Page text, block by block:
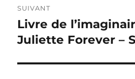
SUIVANT
Publication
suivante :
Livre de
Juliette Forever –